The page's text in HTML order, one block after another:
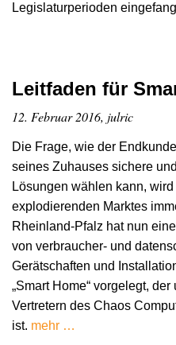
Legislaturperioden
Leitfaden für
12. Februar 2016, julric
Die Frage, wie der
seines Zuhauses sichere
Lösungen wählen kann,
explodierenden Marktes
Rheinland-Pfalz hat nun
von verbraucher- und
Gerätschaften und
„Smart Home“ vorgelegt,
Vertretern des Chaos
ist. mehr …